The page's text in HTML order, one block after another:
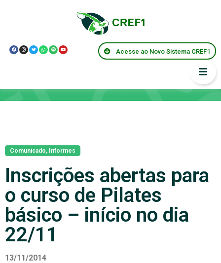
Acesse ao Novo Sistema CREF1
Comunicado, Informes
Inscrições abertas para
o curso de Pilates
básico – início no dia
22/11
13/11/2014